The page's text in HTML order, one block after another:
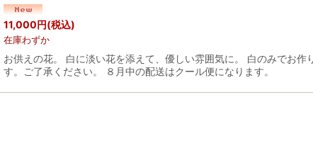
絞り込む
11,000円(税込)
在庫わずか
お供えの花。 白に淡い花を添えて、優しい雰囲気に。 白のみでお
す。ご了承ください。 ８月中の配送はクール便になります。